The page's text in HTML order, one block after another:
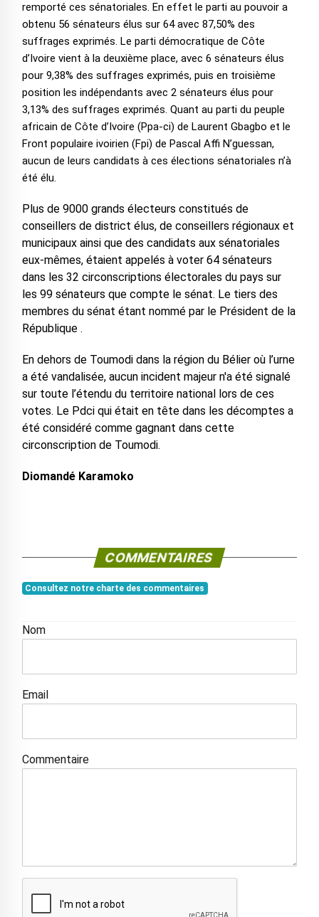
remporté ces sénatoriales. En effet le parti au pouvoir a
obtenu 56 sénateurs élus sur 64 avec 87,50% des
suffrages exprimés. Le parti démocratique de Côte
d’Ivoire vient à la deuxième place, avec 6 sénateurs élus
pour 9,38% des suffrages exprimés, puis en troisième
position les indépendants avec 2 sénateurs élus pour
3,13% des suffrages exprimés. Quant au parti du peuple
africain de Côte d’Ivoire (Ppa-ci) de Laurent Gbagbo et le
Front populaire ivoirien (Fpi) de Pascal Affi N’guessan,
aucun de leurs candidats à ces élections sénatoriales n’à
été élu.
Plus de 9000 grands électeurs constitués de
conseillers de district élus, de conseillers régionaux et
municipaux ainsi que des candidats aux sénatoriales
eux-mêmes, étaient appelés à voter 64 sénateurs
dans les 32 circonscriptions électorales du pays sur
les 99 sénateurs que compte le sénat. Le tiers des
membres du sénat étant nommé par le Président de la
République .
En dehors de Toumodi dans la région du Bélier où l’urne
a été vandalisée, aucun incident majeur n'a été signalé
sur toute l’étendu du territoire national lors de ces
votes. Le Pdci qui était en tête dans les décomptes a
été considéré comme gagnant dans cette
circonscription de Toumodi.
Diomandé Karamoko
COMMENTAIRES
Consultez notre charte des commentaires
Nom
Email
Commentaire